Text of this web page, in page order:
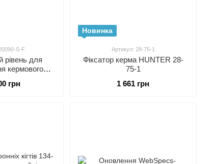
S-F
рівень для
кермового
BMW/MINI
грн
Новинка
Артикул: 28-75-1
Фіксатор керма HUNTER 28-
75-1
1 661 грн